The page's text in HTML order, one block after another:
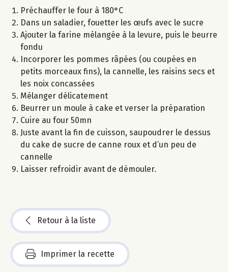
Préchauffer le four à 180°C
Dans un saladier, fouetter les œufs avec le sucre
Ajouter la farine mélangée à la levure, puis le beurre
fondu
Incorporer les pommes râpées (ou coupées en
petits morceaux fins), la cannelle, les raisins secs et
les noix concassées
Mélanger délicatement
Beurrer un moule à cake et verser la préparation
Cuire au four 50mn
Juste avant la fin de cuisson, saupoudrer le dessus
du cake de sucre de canne roux et d’un peu de
cannelle
Laisser refroidir avant de démouler.
Retour à la liste
Imprimer la recette